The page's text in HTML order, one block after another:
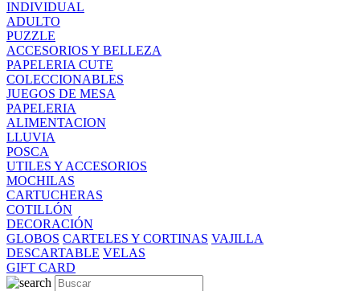
INDIVIDUAL
ADULTO
PUZZLE
ACCESORIOS Y BELLEZA
PAPELERIA CUTE
COLECCIONABLES
JUEGOS DE MESA
PAPELERIA
ALIMENTACION
LLUVIA
POSCA
UTILES Y ACCESORIOS
MOCHILAS
CARTUCHERAS
COTILLÓN
DECORACIÓN
GLOBOS CARTELES Y CORTINAS VAJILLA
DESCARTABLE VELAS
GIFT CARD